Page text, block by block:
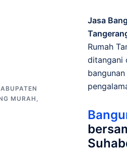
MURAH ,
Jasa
Rumah
ditangani